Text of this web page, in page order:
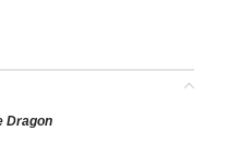
Dragon